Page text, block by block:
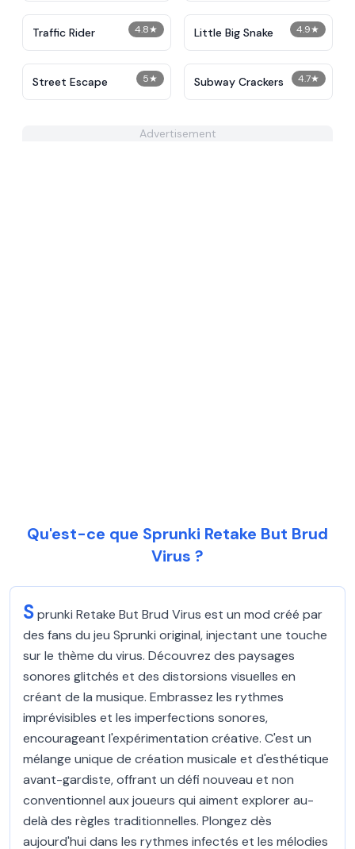
4.8★
Traffic Rider 4.9★
Little Big Snake
5★
Street Escape 4.7★
Subway Crackers
Advertisement
Qu'est-ce que Sprunki Retake But Brud
Virus ?
Sprunki Retake But Brud Virus est un mod créé par
des fans du jeu Sprunki original, injectant une touche
sur le thème du virus. Découvrez des paysages
sonores glitchés et des distorsions visuelles en
créant de la musique. Embrassez les rythmes
imprévisibles et les imperfections sonores,
encourageant l'expérimentation créative. C'est un
mélange unique de création musicale et d'esthétique
avant-gardiste, offrant un défi nouveau et non
conventionnel aux joueurs qui aiment explorer au-
delà des règles traditionnelles. Plongez dès
aujourd'hui dans les rythmes infectés et les mélodies